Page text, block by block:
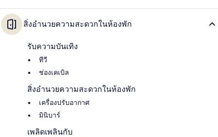
สิ่งอำนวยความสะดวกในห้องพัก
รับความบันเทิง
ทีวี
ช่องเคเบิล
สิ่งอำนวยความสะดวกในห้องพัก
เครื่องปรับอากาศ
มินิบาร์
เพลิดเพลินกับ